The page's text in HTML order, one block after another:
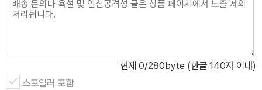
현재 0/280byte (한글 140자 이내)
스포일러 포함